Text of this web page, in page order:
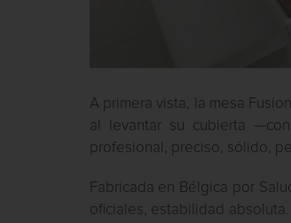
A primera vista, la mesa
al levantar su cubierta
profesional, preciso, sólido,
Fabricada en Bélgica por
oficiales, estabilidad